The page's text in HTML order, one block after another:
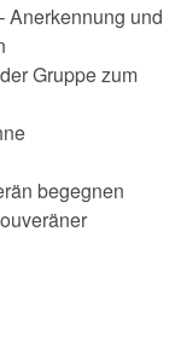
Anerkennung und
Gruppe zum
begegnen